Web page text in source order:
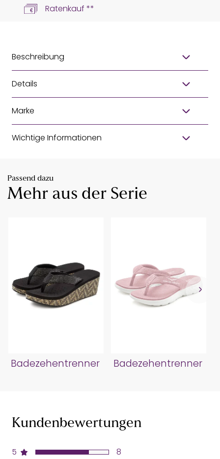
Ratenkauf **
Beschreibung
Details
Marke
Wichtige Informationen
Passend dazu
Mehr aus der Serie
Badezehentrenner Badezehentrenner
Kundenbewertungen
5
8